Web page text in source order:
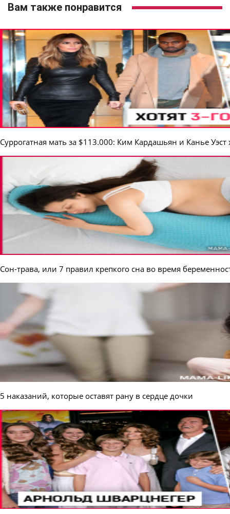
Вам также понравится
Суррогатная мать за $113.000: Ким Кардашьян и Канье Уэст
Сон-трава, или 7 правил крепкого сна во время
5 наказаний, которые оставят рану в сердце дочки